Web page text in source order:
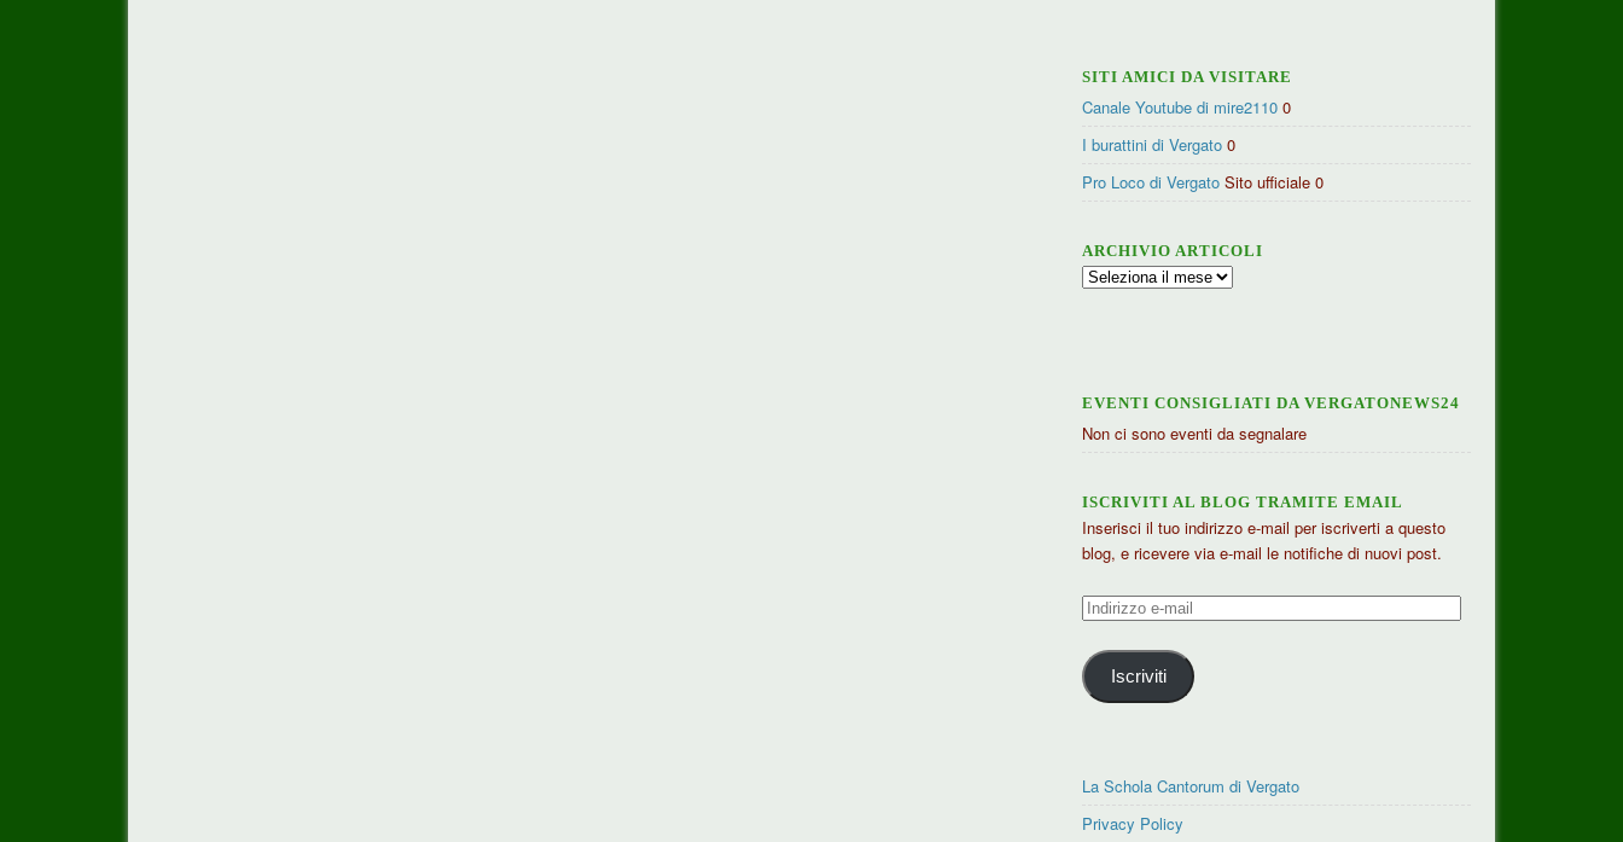
SITI AMICI DA VISITARE
Canale Youtube di mire2110 0
I burattini di Vergato 0
Pro Loco di Vergato Sito ufficiale 0
ARCHIVIO ARTICOLI
Archivio
EVENTI CONSIGLIATI DA VERGATONEWS24
Non ci sono eventi da segnalare
ISCRIVITI AL BLOG TRAMITE EMAIL
Inserisci il tuo indirizzo e-mail per iscriverti a questo
blog, e ricevere via e-mail le notifiche di nuovi post.
Indirizzo
mail
Iscriviti
La Schola Cantorum di Vergato
Privacy Policy